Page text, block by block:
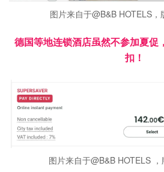
图片来自于@B&B HOTELS
德国等地连锁酒店虽然不参加夏促
扣！
图片来自于@B&B HOTELS